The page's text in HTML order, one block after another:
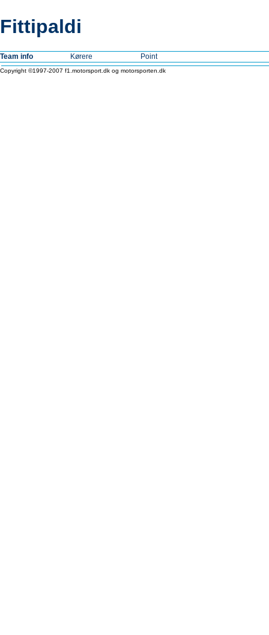
Fittipaldi
Team info Kørere Point
Copyright ©1997-2007 f1.motorsport.dk og motorsporten.dk